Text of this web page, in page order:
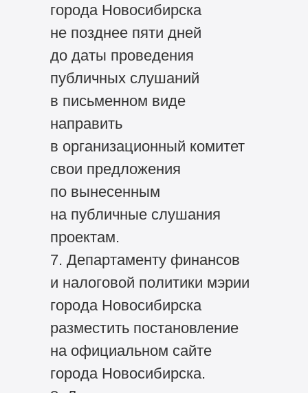
города Новосибирска
не позднее пяти дней
до даты проведения
публичных слушаний
в письменном виде
направить
в организационный комитет
свои предложения
по вынесенным
на публичные слушания
проектам.
7. Департаменту финансов
и налоговой политики мэрии
города Новосибирска
разместить постановление
на официальном сайте
города Новосибирска.